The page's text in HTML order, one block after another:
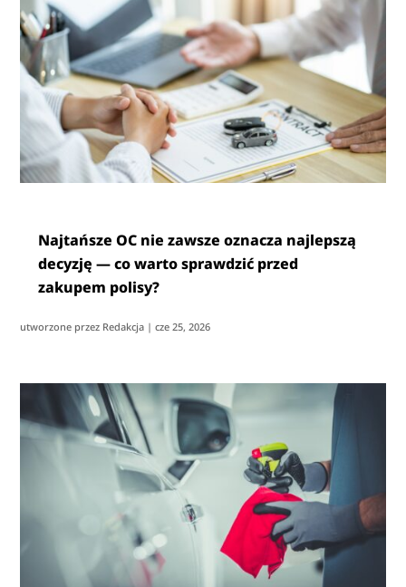
Najtańsze OC nie zawsze oznacza najlepszą
decyzję — co warto sprawdzić przed
zakupem polisy?
utworzone przez Redakcja |cze 25, 2026